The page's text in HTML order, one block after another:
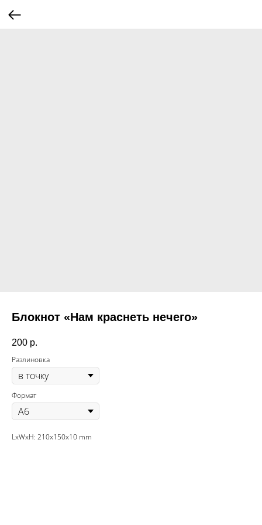
Блокнот «Нам краснеть нечего»
200 р.
Разлиновка
Формат
LxWxH: 210x150x10 mm